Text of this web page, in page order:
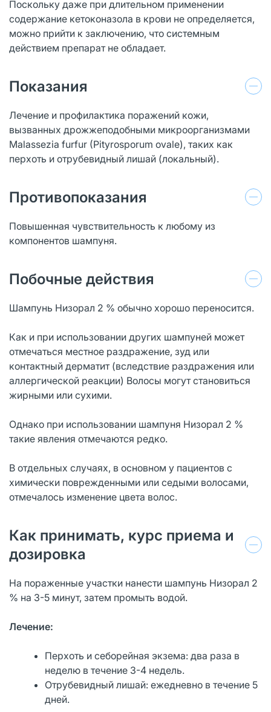
Поскольку даже при длительном применении
содержание кетоконазола в крови не определяется,
можно прийти к заключению, что системным
действием препарат не обладает.
Показания
Лечение и профилактика поражений кожи,
вызванных дрожжеподобными микроорганизмами
Malassezia furfur (Pityrosporum ovale), таких как
перхоть и отрубевидный лишай (локальный).
Противопоказания
Повышенная чувствительность к любому из
компонентов шампуня.
Побочные действия
Шампунь Низорал 2 % обычно хорошо переносится.
Как и при использовании других шампуней может
отмечаться местное раздражение, зуд или
контактный дерматит (вследствие раздражения или
аллергической реакции) Волосы могут становиться
жирными или сухими.
Однако при использовании шампуня Низорал 2 %
такие явления отмечаются редко.
В отдельных случаях, в основном у пациентов с
химически поврежденными или седыми волосами,
отмечалось изменение цвета волос.
Как принимать, курс приема и
дозировка
На пораженные участки нанести шампунь Низорал 2
% на 3-5 минут, затем промыть водой.
Лечение:
Перхоть и себорейная экзема: два раза в
неделю в течение 3-4 недель.
Отрубевидный лишай: ежедневно в течение 5
дней.